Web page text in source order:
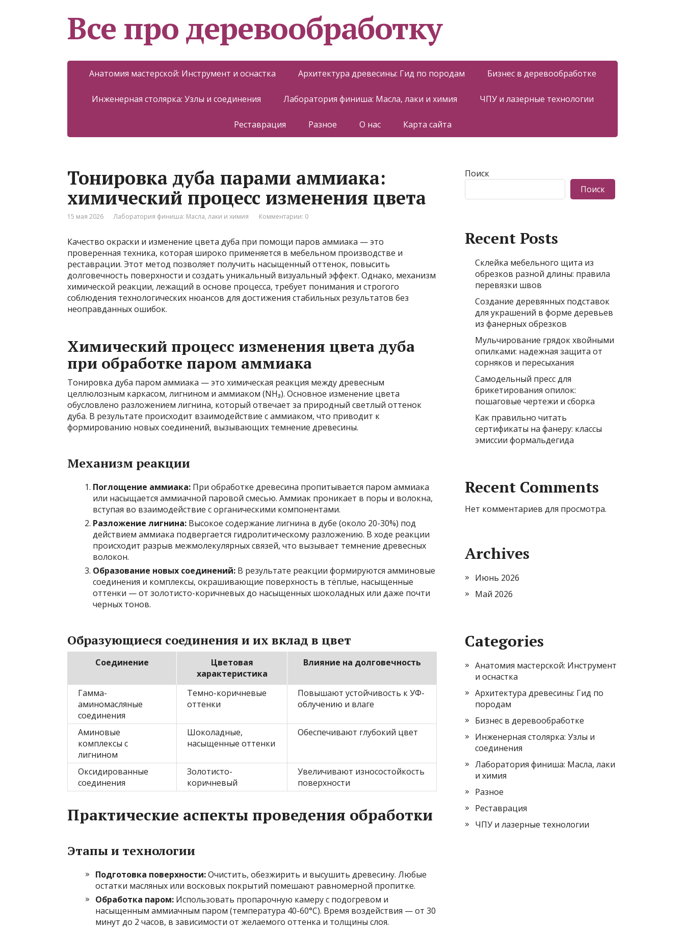
Все про деревообработку
Анатомия мастерской: Инструмент и оснастка Архитектура древесины: Гид по породам Бизнес в деревообработке
Инженерная столярка: Узлы и соединения Лаборатория финиша: Масла, лаки и химия ЧПУ и лазерные технологии
Реставрация Разное О нас Карта сайта
Тонировка дуба парами аммиака:
химический процесс изменения цвета
15 мая 2026 Лаборатория финиша: Масла, лаки и химия Комментарии: 0
Качество окраски и изменение цвета дуба при помощи паров аммиака — это
проверенная техника, которая широко применяется в мебельном производстве и
реставрации. Этот метод позволяет получить насыщенный оттенок, повысить
долговечность поверхности и создать уникальный визуальный эффект. Однако, механизм
химической реакции, лежащий в основе процесса, требует понимания и строгого
соблюдения технологических нюансов для достижения стабильных результатов без
неоправданных ошибок.
Химический процесс изменения цвета дуба
при обработке паром аммиака
Тонировка дуба паром аммиака — это химическая реакция между древесным
целлюлозным каркасом, лигнином и аммиаком (NH₃). Основное изменение цвета
обусловлено разложением лигнина, который отвечает за природный светлый оттенок
дуба. В результате происходит взаимодействие с аммиаком, что приводит к
формированию новых соединений, вызывающих темнение древесины.
Механизм реакции
Поглощение аммиака: При обработке древесина пропитывается паром аммиака
или насыщается аммиачной паровой смесью. Аммиак проникает в поры и волокна,
вступая во взаимодействие с органическими компонентами.
Разложение лигнина: Высокое содержание лигнина в дубе (около 20-30%) под
действием аммиака подвергается гидролитическому разложению. В ходе реакции
происходит разрыв межмолекулярных связей, что вызывает темнение древесных
волокон.
Образование новых соединений: В результате реакции формируются амминовые
соединения и комплексы, окрашивающие поверхность в тёплые, насыщенные
оттенки — от золотисто-коричневых до насыщенных шоколадных или даже почти
черных тонов.
Образующиеся соединения и их вклад в цвет
Соединение
Цветовая
характеристика
Влияние на долговечность
Гамма-
аминомасляные
соединения
Темно-коричневые
оттенки
Повышают устойчивость к УФ-
облучению и влаге
Аминовые
комплексы с
лигнином
Шоколадные,
насыщенные оттенки
Обеспечивают глубокий цвет
Оксидированные
соединения
Золотисто-
коричневый
Увеличивают износостойкость
поверхности
Практические аспекты проведения обработки
Этапы и технологии
Подготовка поверхности:Очистить, обезжирить и высушить древесину. Любые
остатки масляных или восковых покрытий помешают равномерной пропитке.
Обработка паром: Использовать пропарочную камеру с подогревом и
насыщенным аммиачным паром (температура 40-60°C). Время воздействия — от 30
минут до 2 часов, в зависимости от желаемого оттенка и толщины слоя.
Поиск
Поиск
Recent Posts
Склейка мебельного щита из
обрезков разной длины: правила
перевязки швов
Создание деревянных подставок
для украшений в форме деревьев
из фанерных обрезков
Мульчирование грядок хвойными
опилками: надежная защита от
сорняков и пересыхания
Самодельный пресс для
брикетирования опилок:
пошаговые чертежи и сборка
Как правильно читать
сертификаты на фанеру: классы
эмиссии формальдегида
Recent Comments
Нет комментариев для просмотра.
Archives
Июнь 2026
Май 2026
Categories
Анатомия мастерской: Инструмент
и оснастка
Архитектура древесины: Гид по
породам
Бизнес в деревообработке
Инженерная столярка: Узлы и
соединения
Лаборатория финиша: Масла, лаки
и химия
Разное
Реставрация
ЧПУ и лазерные технологии